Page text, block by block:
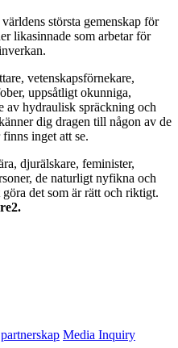
största gemenskap för
likasinnade som arbetar för
vetenskapsförnekare,
uppsåtligt okunniga,
av hydraulisk spräckning och
dig dragen till någon av de
inget att se.
djurälskare, feminister,
de naturligt nyfikna och
det som är rätt och riktigt.
partnerskap Media Inquiry